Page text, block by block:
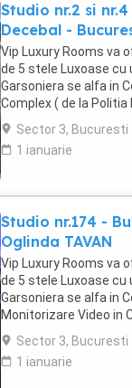
Studio nr.2 si
Decebal -
Vip Luxury Rooms va
de 5 stele Luxoase cu
Garsoniera se alfa in
Complex ( de la
suprafata de 35mp ...
Sector 3, Bucuresti
1 ianuarie
Studio nr.174 -
Oglinda TAVAN
Vip Luxury Rooms va
de 5 stele Luxoase cu
Garsoniera se alfa in
Monitorizare Video in
parcare PRIVAT in
Sector 3, Bucuresti
1 ianuarie